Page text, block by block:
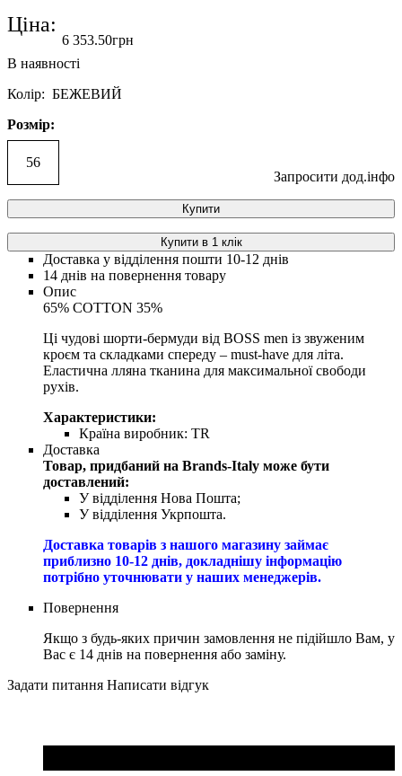
Ціна:
6 353.50грн
Колір: БЕЖЕВИЙ
Розмір:
56
Запросити дод.інфо
Купити
Купити в 1 клік
Доставка у відділення пошти 10-12 днів
14 днів на повернення товару
Опис
65% COTTON 35%
Ці чудові шорти-бермуди від BOSS men із звуженим
кроєм та складками спереду – must-have для літа.
Еластична лляна тканина для максимальної свободи
рухів.
Характеристики:
Країна виробник: TR
Доставка
Товар, придбаний на Brands-Italy може бути
доставлений:
У відділення Нова Пошта;
У відділення Укрпошта.
Доставка товарів з нашого магазину займає
приблизно 10-12 днів, докладнішу інформацію
потрібно уточнювати у наших менеджерів.
Повернення
Якщо з будь-яких причин замовлення не підійшло Вам, у
Вас є 14 днів на повернення або заміну.
Задати питання Написати відгук